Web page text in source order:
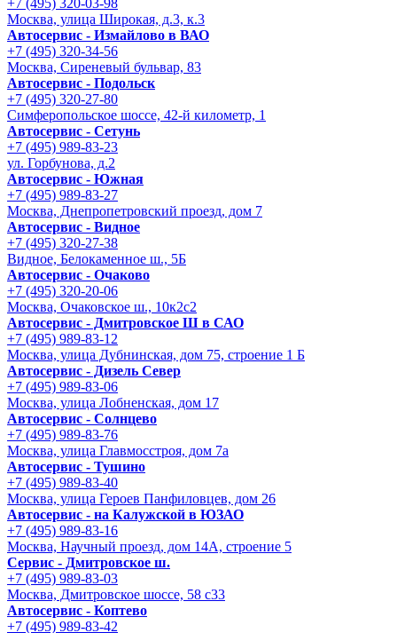
Москва, улица Широкая, д.3, к.3
Автосервис - Измайлово в ВАО
+7 (495) 320-34-56
Москва, Сиреневый бульвар, 83
Автосервис - Подольск
+7 (495) 320-27-80
Симферопольское шоссе, 42-й километр, 1
Автосервис - Сетунь
+7 (495) 989-83-23
ул. Горбунова, д.2
Автосервис - Южная
+7 (495) 989-83-27
Москва, Днепропетровский проезд, дом 7
Автосервис - Видное
+7 (495) 320-27-38
Видное, Белокаменное ш., 5Б
Автосервис - Очаково
+7 (495) 320-20-06
Москва, Очаковское ш., 10к2с2
Автосервис - Дмитровское Ш в САО
+7 (495) 989-83-12
Москва, улица Дубнинская, дом 75, строение 1 Б
Автосервис - Дизель Север
+7 (495) 989-83-06
Москва, улица Лобненская, дом 17
Автосервис - Солнцево
+7 (495) 989-83-76
Москва, улица Главмосстроя, дом 7а
Автосервис - Тушино
+7 (495) 989-83-40
Москва, улица Героев Панфиловцев, дом 26
Автосервис - на Калужской в ЮЗАО
+7 (495) 989-83-16
Москва, Научный проезд, дом 14А, строение 5
Сервис - Дмитровское ш.
+7 (495) 989-83-03
Москва, Дмитровское шоссе, 58 с33
Автосервис - Коптево
+7 (495) 989-83-42